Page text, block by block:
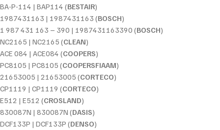
BA-P-114 | BAP114 (BESTAIR)
1987431163 | 1987431163 (BOSCH)
1 987 431 163 – 390 | 1987431163390 (BOSCH)
NC2165 | NC2165 (CLEAN)
ACE 084 | ACE084 (COOPERS)
PC8105 | PC8105 (COOPERSFIAAM)
21653005 | 21653005 (CORTECO)
CP1119 | CP1119 (CORTECO)
E512 | E512 (CROSLAND)
830087N | 830087N (DASIS)
DCF133P | DCF133P (DENSO)